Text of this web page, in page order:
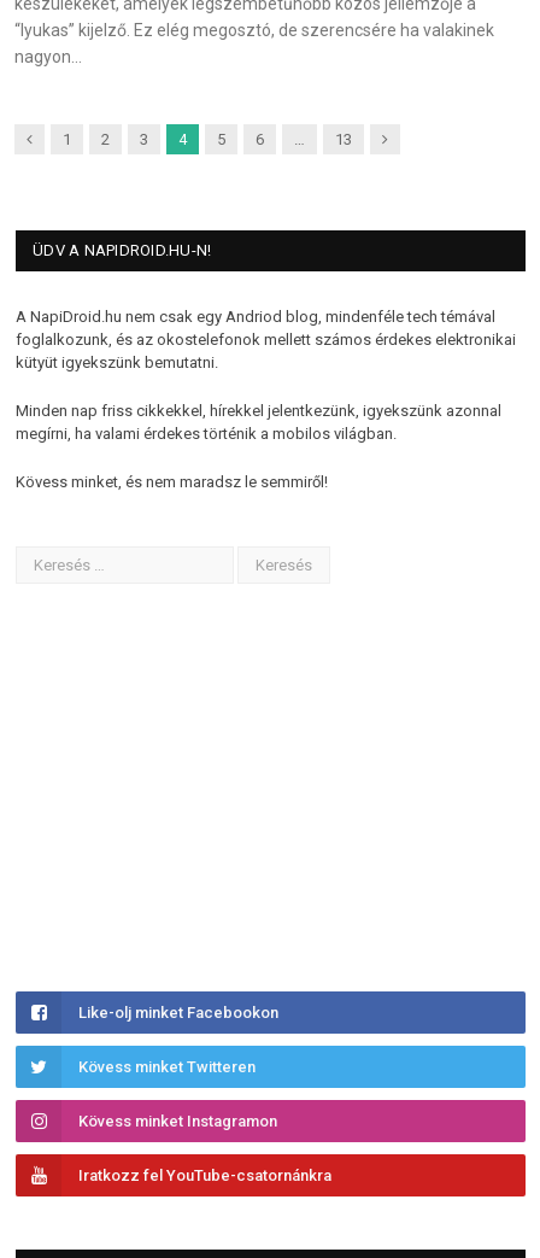
“lyukas” kijelző. Ez elég megosztó, de szerencsére ha valakinek
nagyon…
Previous
1 2 3 4 5 6 13 Next
ÜDV A NAPIDROID.HU-N!
A NapiDroid.hu nem csak egy Andriod blog, mindenféle tech témával
foglalkozunk, és az okostelefonok mellett számos érdekes elektronikai
kütyüt igyekszünk bemutatni.
Minden nap friss cikkekkel, hírekkel jelentkezünk, igyekszünk azonnal
megírni, ha valami érdekes történik a mobilos világban.
Kövess minket, és nem maradsz le semmiről!
Like-olj minket Facebookon
Kövess minket Twitteren
Kövess minket Instagramon
Iratkozz fel YouTube-csatornánkra